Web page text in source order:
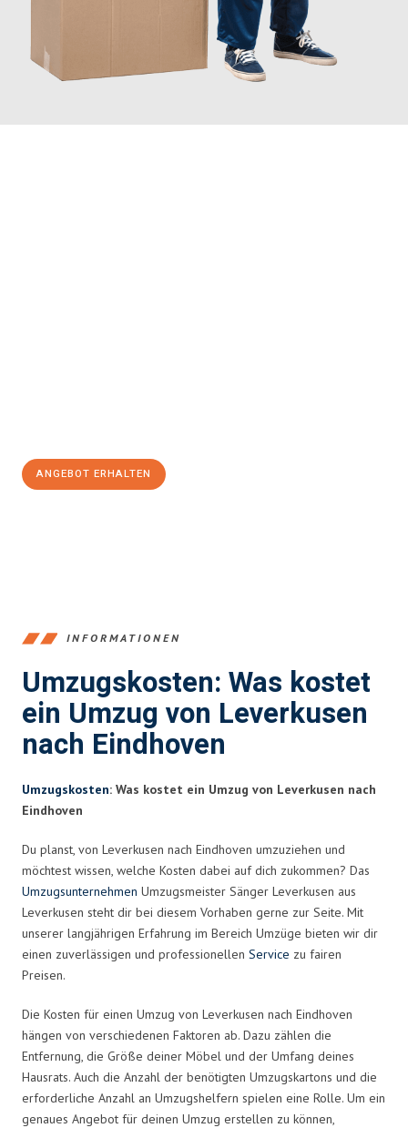
ANGEBOT ERHALTEN
INFORMATIONEN
Umzugskosten: Was kostet
ein Umzug von Leverkusen
nach Eindhoven
Umzugskosten: Was kostet ein Umzug von Leverkusen nach
Eindhoven
Du planst, von Leverkusen nach Eindhoven umzuziehen und
möchtest wissen, welche Kosten dabei auf dich zukommen? Das
Umzugsunternehmen Umzugsmeister Sänger Leverkusen aus
Leverkusen steht dir bei diesem Vorhaben gerne zur Seite. Mit
unserer langjährigen Erfahrung im Bereich Umzüge bieten wir dir
einen zuverlässigen und professionellen Service zu fairen
Preisen.
Die Kosten für einen Umzug von Leverkusen nach Eindhoven
hängen von verschiedenen Faktoren ab. Dazu zählen die
Entfernung, die Größe deiner Möbel und der Umfang deines
Hausrats. Auch die Anzahl der benötigten Umzugskartons und die
erforderliche Anzahl an Umzugshelfern spielen eine Rolle. Um ein
genaues Angebot für deinen Umzug erstellen zu können,